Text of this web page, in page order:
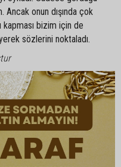
Ancak onun dışında çok
kapması bizim için de
sözlerini noktaladı.